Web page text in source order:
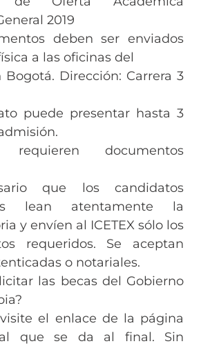
2019
deben ser enviados
a las oficinas del
Bogotá. Dirección: Carrera 3
puede presentar hasta 3
documentos
que los candidatos
lean atentamente la
y envíen al ICETEX sólo los
requeridos. Se aceptan
o notariales.
las becas del Gobierno
el enlace de la página
que se da al final. Sin